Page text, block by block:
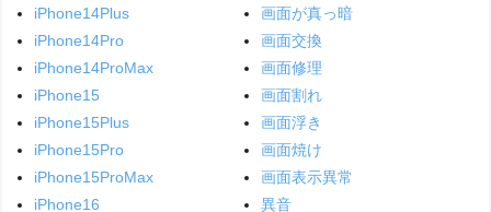
iPhone14Plus
iPhone14Pro
iPhone14ProMax
iPhone15
iPhone15Plus
iPhone15Pro
iPhone15ProMax
iPhone16
画面が真っ暗
画面交換
画面修理
画面割れ
画面浮き
画面焼け
画面表示異常
異音